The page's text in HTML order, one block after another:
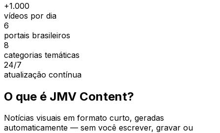
+1.000
vídeos por dia
6
portais brasileiros
8
categorias temáticas
24/7
atualização contínua
O que é JMV Content?
Notícias visuais em formato curto, geradas
automaticamente — sem você escrever, gravar ou